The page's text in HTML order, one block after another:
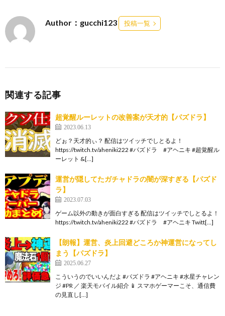
Author：gucchi123 投稿一覧
関連する記事
超覚醒ルーレットの改善案が天才的【パズドラ】
2023.06.13
どぉ？天才的ぃ？ 配信はツイッチでしとるよ！
https://twitch.tv/aheniki222 #パズドラ #アヘニキ #超覚醒ル
ーレット &[…]
運営が隠してたガチャドラの闇が深すぎる【パズド
ラ】
2023.07.03
ゲーム以外の動きが面白すぎる 配信はツイッチでしとるよ！
https://twitch.tv/aheniki222 #パズドラ #アヘニキ Twitt[…]
【朗報】運営、炎上回避どころか神運営になってし
まう【パズドラ】
2025.06.27
こういうのでいいんだよ #パズドラ #アヘニキ #水星チャレン
ジ #PR ／ 楽天モバイル紹介 📱 スマホゲーマーこそ、通信費
の見直し[…]